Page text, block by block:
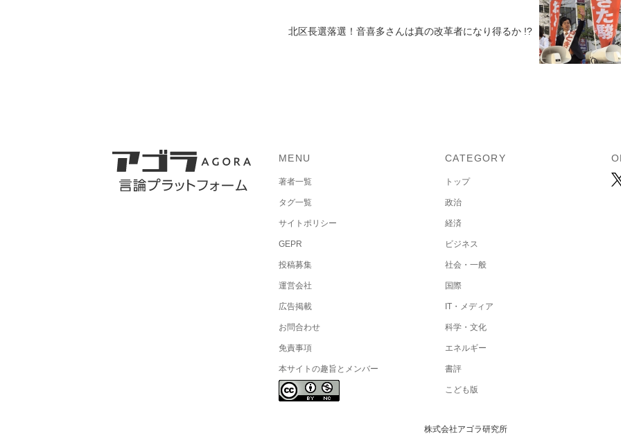
北区長選落選！音喜多さんは真の改革者になり得るか !?
MENU
著者一覧
タグ一覧
サイトポリシー
GEPR
投稿募集
運営会社
広告掲載
お問合わせ
免責事項
本サイトの趣旨とメンバー
CATEGORY
トップ
政治
経済
ビジネス
社会・一般
国際
IT・メディア
科学・文化
エネルギー
書評
こども版
株式会社アゴラ研究所